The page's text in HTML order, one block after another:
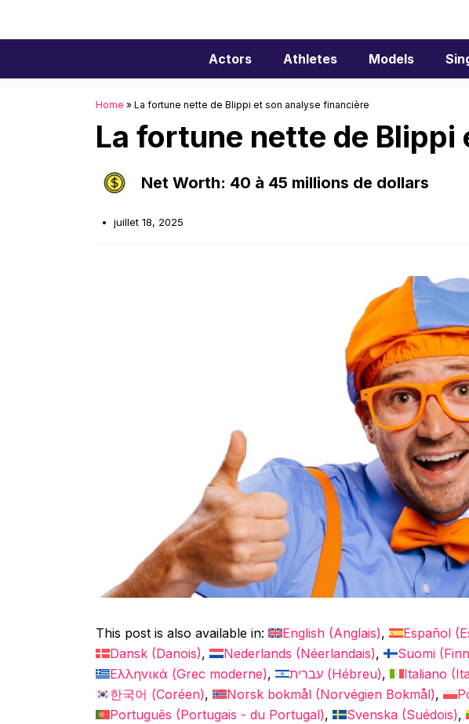
Actors Athletes Models
Home » La fortune nette de Blippi et son analyse financière
La fortune nette de
Net Worth: 40 à 45 millions de dollars
juillet 18, 2025
This post is also available in: English (Anglais) Español (
Dansk (Danois) Nederlands (Néerlandais) Suomi (
Ελληνικά (Grec moderne) עברית (Hébreu) Italiano (
한국어 (Coréen) Norsk bokmål (Norvégien Bokmål)
Português (Portugais - du Portugal) Svenska (Suédois)